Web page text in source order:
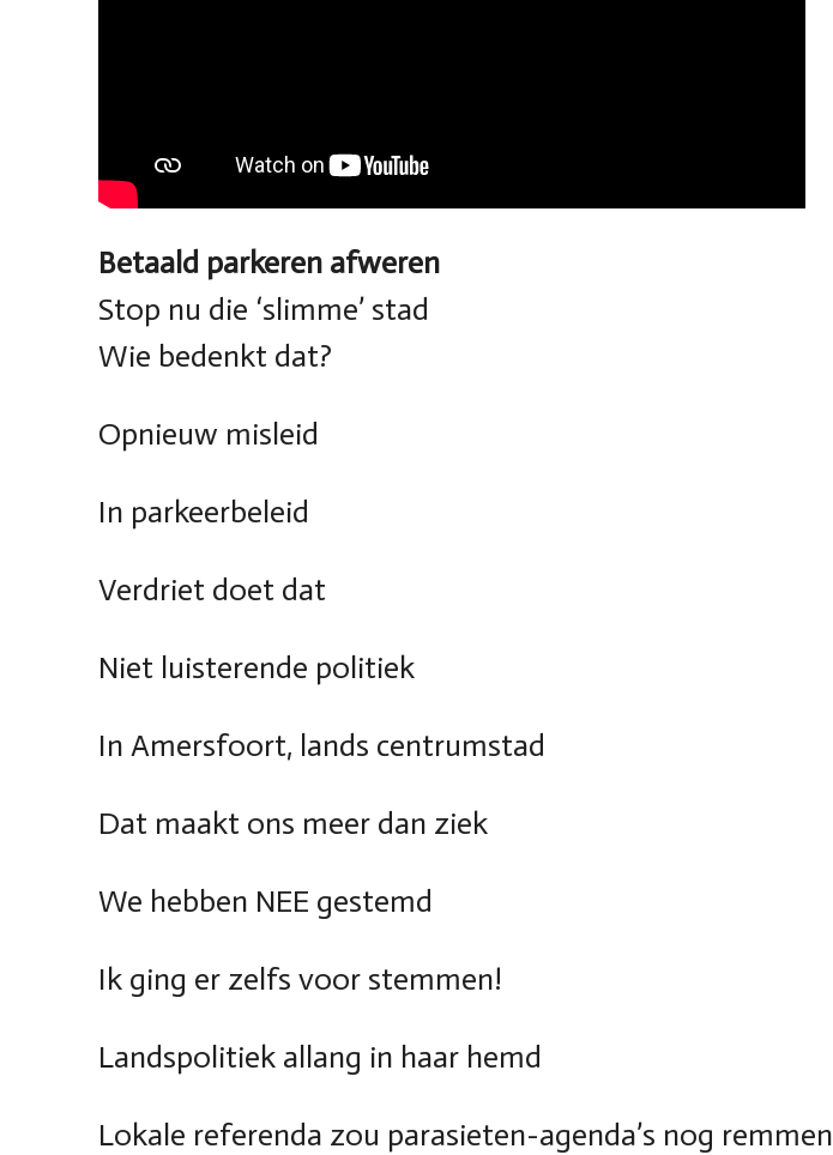
Betaald parkeren afweren
Stop nu die ‘slimme’ stad
Wie bedenkt dat?
Opnieuw misleid
In parkeerbeleid
Verdriet doet dat
Niet luisterende politiek
In Amersfoort, lands centrumstad
Dat maakt ons meer dan ziek
We hebben NEE gestemd
Ik ging er zelfs voor stemmen!
Landspolitiek allang in haar hemd
Lokale referenda zou parasieten-agenda’s nog remmen